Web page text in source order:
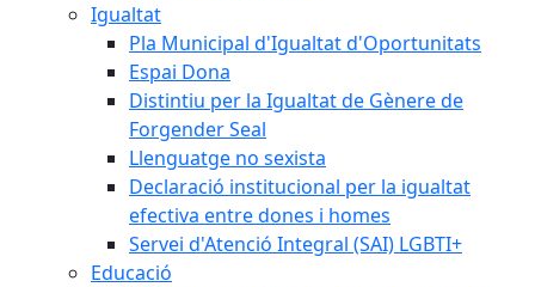
Igualtat
Pla Municipal d'Igualtat d'Oportunitats
Espai Dona
Distintiu per la Igualtat de Gènere de
Forgender Seal
Llenguatge no sexista
Declaració institucional per la igualtat
efectiva entre dones i homes
Servei d'Atenció Integral (SAI) LGBTI+
Educació